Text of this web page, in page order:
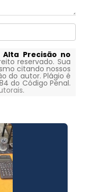
Alta Precisão no
reservado. Sua
citando nossos
do autor. Plágio é
do Código Penal.
.